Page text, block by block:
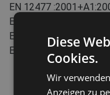
EN 12477
EN 12477
EN 388
:2016+A1:2018
EN 407
:2004 (312X3X)
Diese
Cookies.
Wir
Anzeigen zu